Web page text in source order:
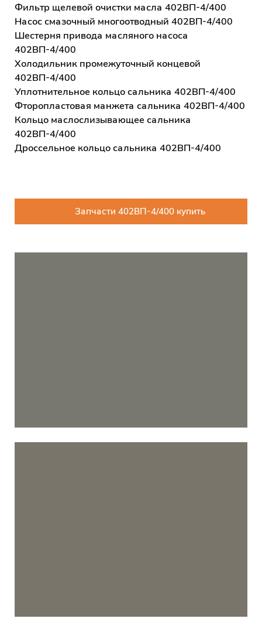
Фильтр щелевой очистки масла 402ВП-4/400
Насос смазочный многоотводный 402ВП-4/400
Шестерня привода масляного насоса
402ВП-4/400
Холодильник промежуточный концевой
402ВП-4/400
Уплотнительное кольцо сальника 402ВП-4/400
Фторопластовая манжета сальника 402ВП-4/400
Кольцо маслослизывающее сальника
402ВП-4/400
Дроссельное кольцо сальника 402ВП-4/400
Запчасти 402ВП-4/400 купить